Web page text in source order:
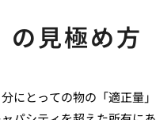
の見極め方
にとっての物の「適正量」